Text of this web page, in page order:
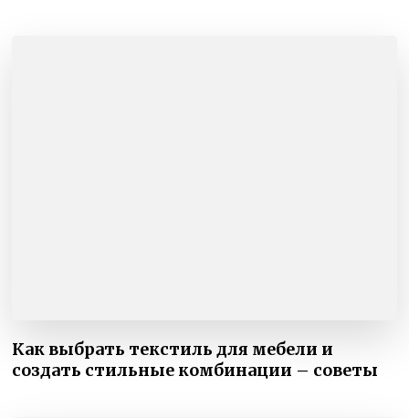
Как выбрать текстиль для мебели и
создать стильные комбинации – советы